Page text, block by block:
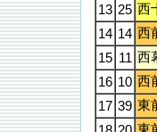
13 25 西
14 14 西
15 11 西
16 10 西
17 39 東
東